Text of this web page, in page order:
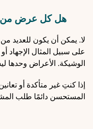
هل كل عرض من
لا. يمكن أن يكون للعديد
على سبيل المثال الإجهاد
الوشيكة. الأعراض وحدها
إذا كنتِ غير متأكدة أو
المستحسن دائمًا طلب